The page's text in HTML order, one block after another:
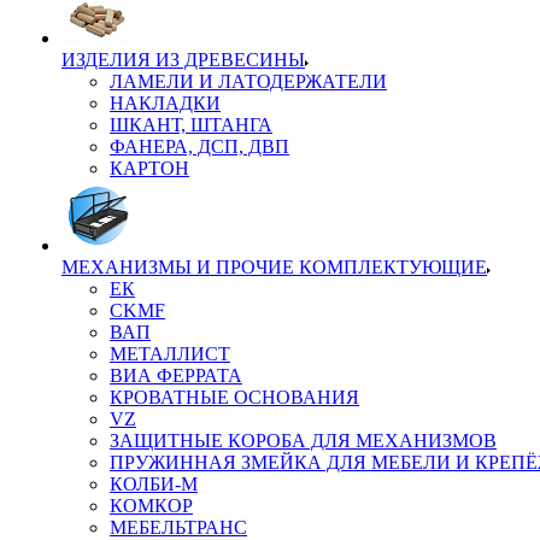
ИЗДЕЛИЯ ИЗ ДРЕВЕСИНЫ
ЛАМЕЛИ И ЛАТОДЕРЖАТЕЛИ
НАКЛАДКИ
ШКАНТ, ШТАНГА
ФАНЕРА, ДСП, ДВП
КАРТОН
МЕХАНИЗМЫ И ПРОЧИЕ КОМПЛЕКТУЮЩИЕ
ЕК
CKMF
ВАП
МЕТАЛЛИСТ
ВИА ФЕРРАТА
КРОВАТНЫЕ ОСНОВАНИЯ
VZ
ЗАЩИТНЫЕ КОРОБА ДЛЯ МЕХАНИЗМОВ
ПРУЖИННАЯ ЗМЕЙКА ДЛЯ МЕБЕЛИ И
КОЛБИ-М
КОМКОР
МЕБЕЛЬТРАНС